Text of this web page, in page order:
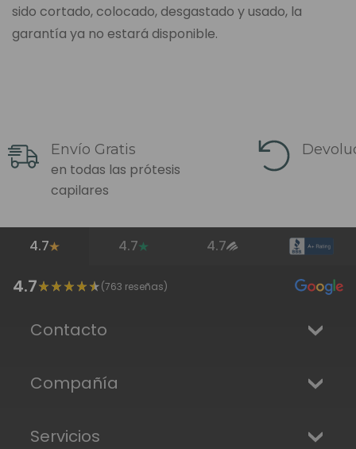
sido cortado, colocado, desgastado y usado, la
garantía ya no estará disponible.
Envío Gratis
en todas las prótesis
capilares
4.7 4.7 4.7
4.7 (763 reseñas)
Contacto
Compañía
Servicios